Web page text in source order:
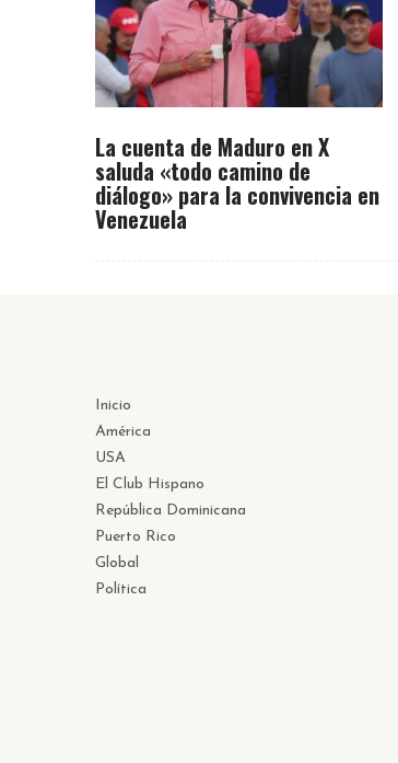
La cuenta de Maduro en X
saluda «todo camino de
diálogo» para la convivencia en
Venezuela
Inicio
América
USA
El Club Hispano
República Dominicana
Puerto Rico
Global
Política